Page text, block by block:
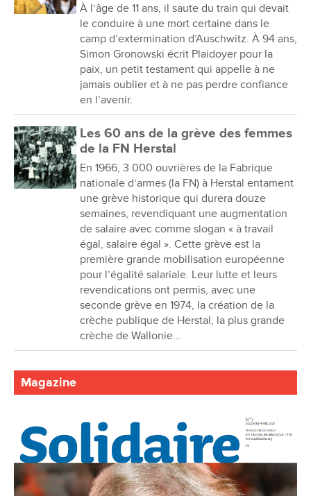
À l’âge de 11 ans, il saute du train qui devait
le conduire à une mort certaine dans le
camp d’extermination d’Auschwitz. À 94 ans,
Simon Gronowski écrit Plaidoyer pour la
paix, un petit testament qui appelle à ne
jamais oublier et à ne pas perdre confiance
en l’avenir.
Les 60 ans de la grève des femmes
de la FN Herstal
En 1966, 3 000 ouvrières de la Fabrique
nationale d’armes (la FN) à Herstal entament
une grève historique qui durera douze
semaines, revendiquant une augmentation
de salaire avec comme slogan « à travail
égal, salaire égal ». Cette grève est la
première grande mobilisation européenne
pour l’égalité salariale. Leur lutte et leurs
revendications ont permis, avec une
seconde grève en 1974, la création de la
crèche publique de Herstal, la plus grande
crèche de Wallonie…
Magazine